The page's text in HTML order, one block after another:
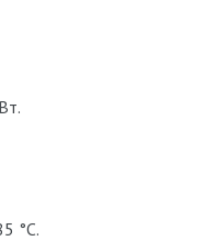
°C.